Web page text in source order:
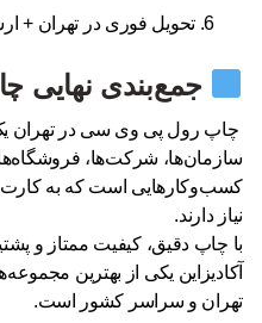
تحویل فوری در تهران +
جمع‌بندی
چاپ رول پی وی سی در تهران یک
سازمان‌ها، شرکت‌ها،
کسب‌وکارهایی است که به کارت
نیاز دارند.
با چاپ دقیق، کیفیت ممتاز و
تهران و سراسر کشور است.